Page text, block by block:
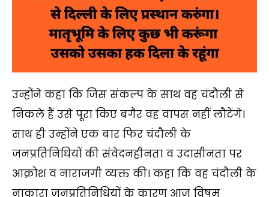
उन्होंने कहा कि जिस संकल्प के साथ वह चंदौली से
निकले हैं उसे पूरा किए बगैर वह वापस नहीं लौटेंगे।
साथ ही उन्होंने एक बार फिर चंदौली के
जनप्रतिनिधियों की संवेदनहीनता व उदासीनता पर
आक्रोश व नाराजगी व्यक्त की। कहा कि वह चंदौली के
नाकारा जनप्रतिनिधियों के कारण आज विषम